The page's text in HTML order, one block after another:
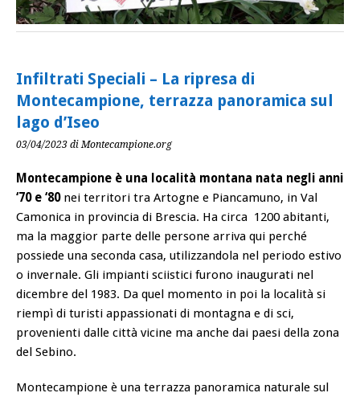
Infiltrati Speciali – La ripresa di
Montecampione, terrazza panoramica sul
lago d’Iseo
03/04/2023 di Montecampione.org
Montecampione è una località montana nata negli anni
‘70 e ‘80nei territori tra Artogne e Piancamuno, in Val
Camonica in provincia di Brescia. Ha circa 1200 abitanti,
ma la maggior parte delle persone arriva qui perché
possiede una seconda casa, utilizzandola nel periodo estivo
o invernale. Gli impianti sciistici furono inaugurati nel
dicembre del 1983. Da quel momento in poi la località si
riempì di turisti appassionati di montagna e di sci,
provenienti dalle città vicine ma anche dai paesi della zona
del Sebino.
Montecampione è una terrazza panoramica naturale sul